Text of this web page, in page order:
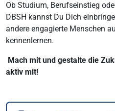
Ob Studium, Berufseinstieg
DBSH kannst Du Dich
andere engagierte Menschen
kennenlernen.
Mach mit und gestalte die
aktiv mit!